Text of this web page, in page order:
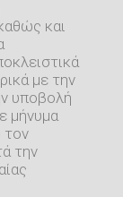
και
με την
υποβολή
μήνυμα
τον
την